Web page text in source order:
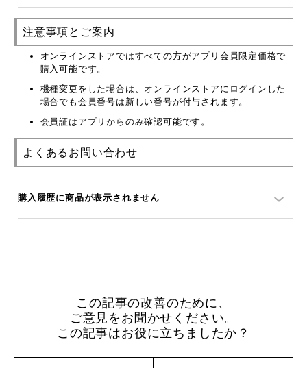
注意事項とご案内
オンラインストアではすべての方がアプリ会員限定価格で
購入可能です。
機種変更をした場合は、オンラインストアにログインした
場合でも会員番号は新しい番号が付与されます。
会員証はアプリからのみ確認可能です。
よくあるお問い合わせ
購入履歴に商品が表示されません
この記事の改善のために、
ご意見をお聞かせください。
この記事はお役に立ちましたか？